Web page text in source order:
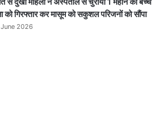
को गिरफ्तार कर मासूम को सकुशल परिजनों को सौंपा
June 2026